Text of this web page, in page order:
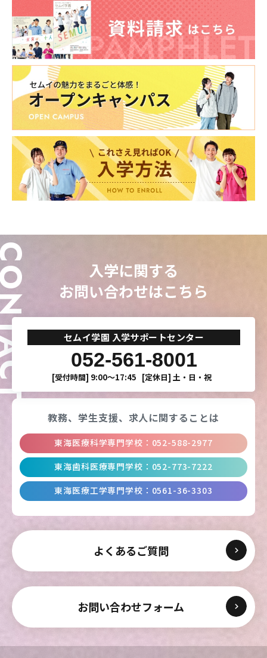
入学に関する
お問い合わせはこちら
セムイ学園 入学サポートセンター
052-561-8001
[受付時間] 9:00〜17:45 [定休日] 土・日・祝
よくあるご質問
お問い合わせフォーム
教務、学生支援、 求人に関することは
東海医療科学専門学校 ： 052-588-2977
東海歯科医療専門学校 ： 052-773-7222
東海医療工学専門学校 ： 0561-36-3303